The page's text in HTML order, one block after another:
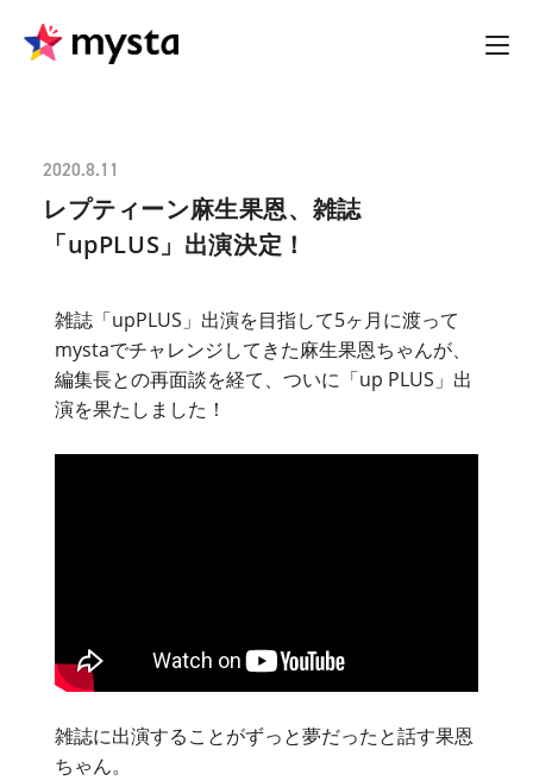
2020.8.11
レプティーン麻生果恩、雑誌
「upPLUS」出演決定！
雑誌「upPLUS」出演を目指して5ヶ月に渡って
mystaでチャレンジしてきた麻生果恩ちゃんが、
編集長との再面談を経て、ついに「up PLUS」出
演を果たしました！
雑誌に出演することがずっと夢だったと話す果恩
ちゃん。